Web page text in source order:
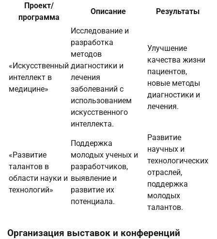
Проект/
программа
Описание Результаты
«Искусственный
интеллект в
медицине»
Исследование и
разработка
методов
диагностики и
лечения
заболеваний с
использованием
искусственного
интеллекта.
Улучшение
качества жизни
пациентов,
новые методы
диагностики и
лечения.
«Развитие
талантов в
области науки и
технологий»
Поддержка
молодых ученых и
разработчиков,
выявление и
развитие их
потенциала.
Развитие
научных и
технологических
отраслей,
поддержка
молодых
талантов.
Организация выставок и конференций